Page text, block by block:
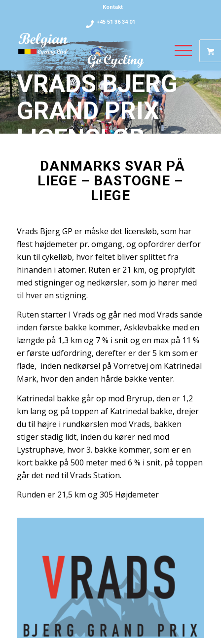
Kontakt
+45 51 36 34 01
VRADS BJERG
GRAND PRIX
LICENSLØB
SØNDAG DEN 20. AUGUST
DANMARKS SVAR PÅ
LIEGE – BASTOGNE –
LIEGE
Vrads Bjerg GP er måske det licensløb, som har
flest højdemeter pr. omgang, og opfordrer derfor
kun til cykelløb, hvor feltet bliver splittet fra
hinanden i atomer. Ruten er 21 km, og propfyldt
med stigninger og nedkørsler, som jo hører med
til hver en stigning.
Ruten starter I Vrads og går ned mod Vrads sande
inden første bakke kommer, Asklevbakke med en
længde på 1,3 km og 7 % i snit og en max på 11 %
er første udfordring, derefter er der 5 km som er
flade, inden nedkørsel på Vorretvej om Katrinedal
Mark, hvor den anden hårde bakke venter.
Katrinedal bakke går op mod Bryrup, den er 1,2
km lang og på toppen af Katrinedal bakke, drejer
du til højre i rundkørslen mod Vrads, bakken
stiger stadig lidt, inden du kører ned mod
Lystruphave, hvor 3. bakke kommer, som er en
kort bakke på 500 meter med 6 % i snit, på toppen
går det ned til Vrads Station.
Runden er 21,5 km og 305 Højdemeter